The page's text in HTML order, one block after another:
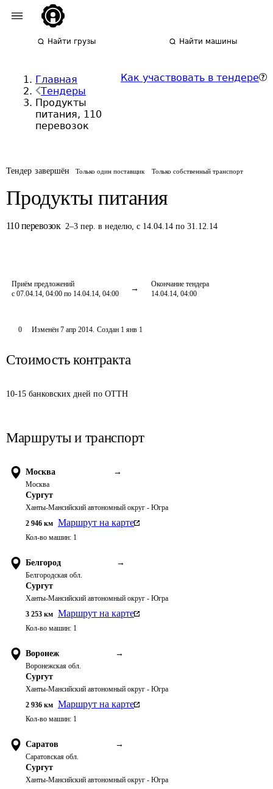
Найти грузы Найти машины
Главная
Тендеры
Продукты
питания, 110
перевозок
Как участвовать в тендере
Тендер завершён Только один поставщик Только собственный транспорт
Продукты питания
110 перевозок 2–3 пер. в неделю,с 14.04.14 по 31.12.14
Приём предложений
с 07.04.14, 04:00 по 14.04.14, 04:00
Окончание тендера
14.04.14, 04:00
0 Изменён 7 апр 2014. Создан 1 янв 1
Стоимость контракта
10-15 банковских дней по ОТТН
Маршруты и транспорт
Москва →
Москва
Сургут
Ханты-Мансийский автономный округ - Югра
2 946 км Маршрут на карте
Кол-во машин: 1
Белгород →
Белгородская обл.
Сургут
Ханты-Мансийский автономный округ - Югра
3 253 км Маршрут на карте
Кол-во машин: 1
Воронеж →
Воронежская обл.
Сургут
Ханты-Мансийский автономный округ - Югра
2 936 км Маршрут на карте
Кол-во машин: 1
Саратов →
Саратовская обл.
Сургут
Ханты-Мансийский автономный округ - Югра